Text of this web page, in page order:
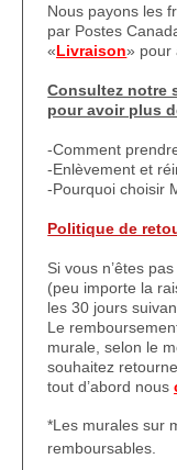
Nous payons les
par Postes
«Livraison» pour
Consultez notre
pour avoir plus
-Comment
-Enlèvement et
-Pourquoi choisir
Politique de
Si vous n’êtes
(peu importe la
les 30 jours
Le
murale, selon le
souhaitez
tout d’abord nous
*Les murales sur
remboursables.